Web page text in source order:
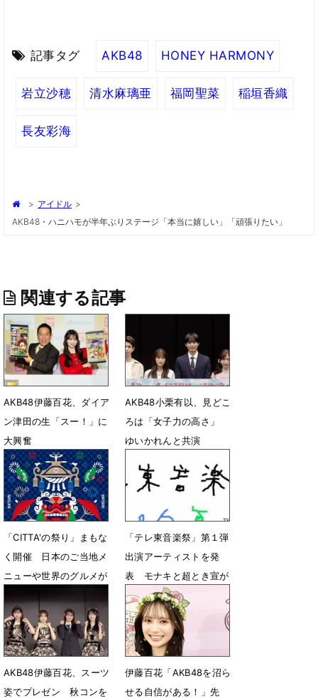
記事タグ AKB48 HONEY HARMONY
岩立沙穂 清水麻璃亜 福岡聖菜 稲垣香織
⻑友彩海
> アイドル >
AKB48・ハニハモが半年ぶりステージ「本当に嬉しい」「頑張りたい」
関連する記事
AKB48伊藤百花、ダイア
ン津田の生「スー！」に
大興奮
8月2日 07時02分
AKB48小栗有以、見どこ
ろは「女子力の高さ」
ゆいかれんと共演
「CITTA'の祭り」まもな
く開催 ⽇本のご当地メ
ニューや世界のグルメが
6月17日 19時00分
「テレ東音楽祭」第１弾
出演アーティストを発
表 モナキと超とき宣が
福岡の意外なスポットか
ら生中継
6月15日 12時00分
AKB48伊藤百花、スーツ
姿でプレゼン 秋コンを
伊藤百花「AKB48を沼ら
せる自信がある！」先